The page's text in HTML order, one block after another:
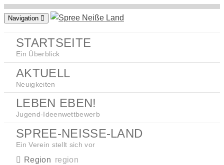
Zum
springen
Navigation
STARTSEITE
Ein Überblick
AKTUELL
Neuigkeiten
LEBEN EBEN!
Jugend-Ideenwettbewerb
SPREE-NEISSE-LAND
Ein Verein stellt sich vor
Region region